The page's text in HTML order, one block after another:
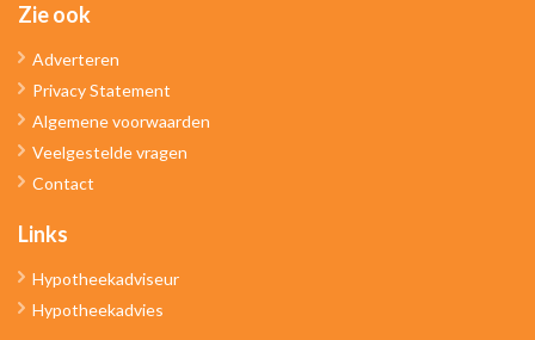
Zie ook
Adverteren
Privacy Statement
Algemene voorwaarden
Veelgestelde vragen
Contact
Links
Hypotheekadviseur
Hypotheekadvies